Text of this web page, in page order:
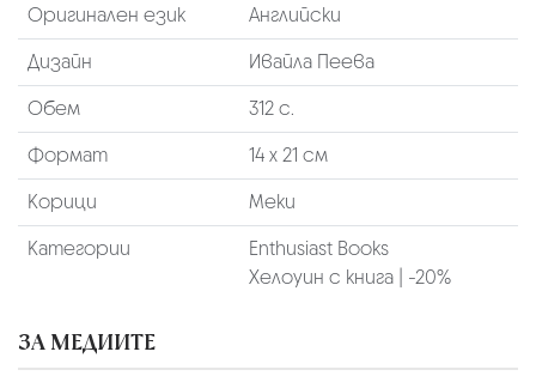
Оригинален език
Английски
Дизайн
Ивайла Пеева
Обем
312 с.
Формат
14 х 21 см
Корици
Меки
Категории
Enthusiast Books
Хелоуин с книга | -20%
ЗА МЕДИИТЕ